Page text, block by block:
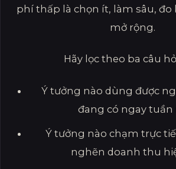
phí thấp là chọn ít, làm sâu, đo
mở rộng.
Hãy lọc theo ba câu
Ý tưởng nào dùng được
đang có ngay tuần
Ý tưởng nào chạm trực
nghẽn doanh thu